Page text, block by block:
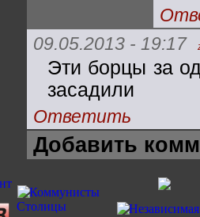
09.05.2013 - 19:17
Эти борцы за
засадили
Ответить
Добавить